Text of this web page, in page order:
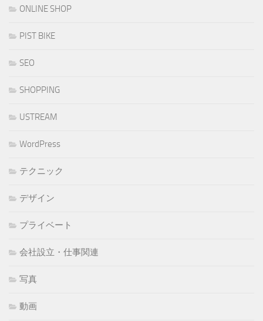
ONLINE SHOP
PIST BIKE
SEO
SHOPPING
USTREAM
WordPress
テクニック
デザイン
プライベート
会社設立・仕事関連
写真
動画